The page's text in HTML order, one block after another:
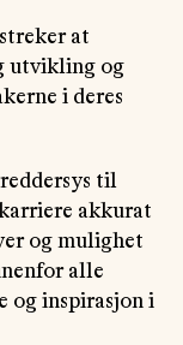
at
utvikling og
i deres
til
akkurat
og mulighet
alle
og inspirasjon i